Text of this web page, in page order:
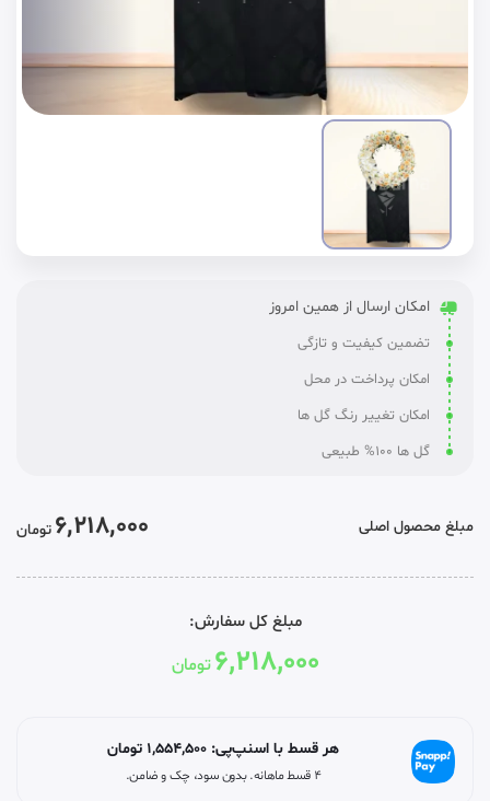
امکان ارسال از همین امروز
تضمین کیفیت و تازگی
امکان پرداخت در محل
امکان تغییر رنگ گل ها
گل ها 100% طبیعی
مبلغ محصول اصلی 6,218,000 تومان
مبلغ کل سفارش:
6,218,000 تومان
هر قسط با اسنپ‌پی: 1,554,500 تومان
۴ قسط ماهانه. بدون سود، چک و ضامن.